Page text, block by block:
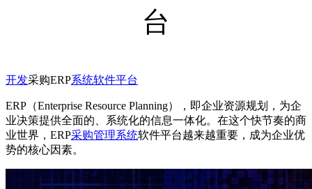
台
开发采购ERP系统软件平台
ERP（Enterprise Resource Planning），即企业资源规划，为企
业决策提供全面的、系统化的信息一体化。在这个快节奏的商
业世界，ERP采购管理系统软件平台越来越重要，成为企业优
势的核心因素。